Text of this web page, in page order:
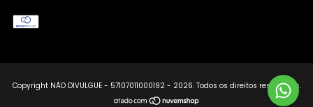
Copyright NÃO DIVULGUE - 57107011000192 - 2026. Todos os direitos reservados.